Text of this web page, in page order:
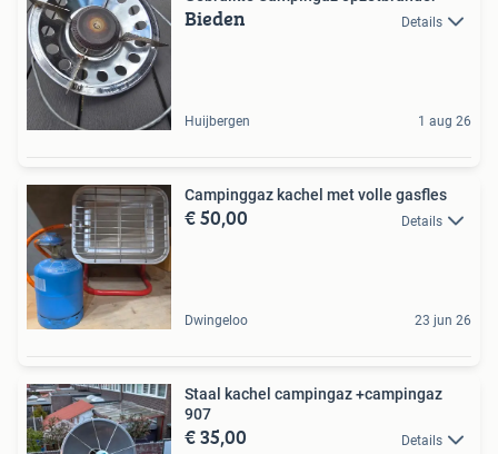
Bieden Details
Huijbergen 1 aug 26
Campinggaz kachel met volle gasfles
€ 50,00 Details
Dwingeloo 23 jun 26
Staal kachel campingaz +campingaz
907
€ 35,00 Details